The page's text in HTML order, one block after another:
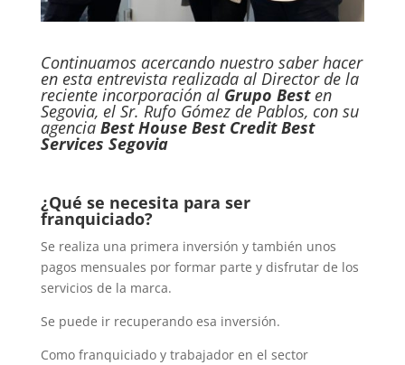
Continuamos acercando nuestro saber hacer
en esta entrevista realizada al Director de la
reciente incorporación al Grupo Besten
Segovia, el Sr. Rufo Gómez de Pablos, con su
agencia Best House Best Credit Best
Services Segovia
¿Qué se necesita para ser
franquiciado?
Se realiza una primera inversión y también unos
pagos mensuales por formar parte y disfrutar de los
servicios de la marca.
Se puede ir recuperando esa inversión.
Como franquiciado y trabajador en el sector